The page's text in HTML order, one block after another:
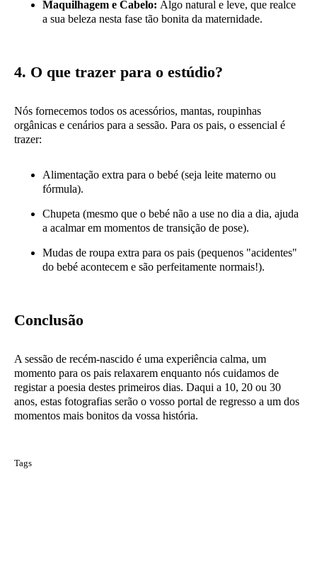
Maquilhagem e Cabelo: Algo natural e leve, que realce
a sua beleza nesta fase tão bonita da maternidade.
4. O que trazer para o estúdio?
Nós fornecemos todos os acessórios, mantas, roupinhas
orgânicas e cenários para a sessão. Para os pais, o essencial é
trazer:
Alimentação extra para o bebé (seja leite materno ou
fórmula).
Chupeta (mesmo que o bebé não a use no dia a dia, ajuda
a acalmar em momentos de transição de pose).
Mudas de roupa extra para os pais (pequenos "acidentes"
do bebé acontecem e são perfeitamente normais!).
Conclusão
A sessão de recém-nascido é uma experiência calma, um
momento para os pais relaxarem enquanto nós cuidamos de
registar a poesia destes primeiros dias. Daqui a 10, 20 ou 30
anos, estas fotografias serão o vosso portal de regresso a um dos
momentos mais bonitos da vossa história.
Tags